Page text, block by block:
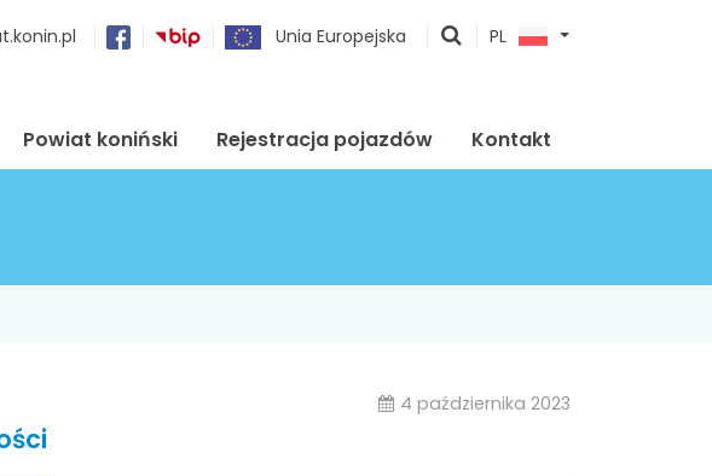
Unia Europejska
pokaż
PL
Powiat koniński Rejestracja pojazdów Kontakt
4 października 2023